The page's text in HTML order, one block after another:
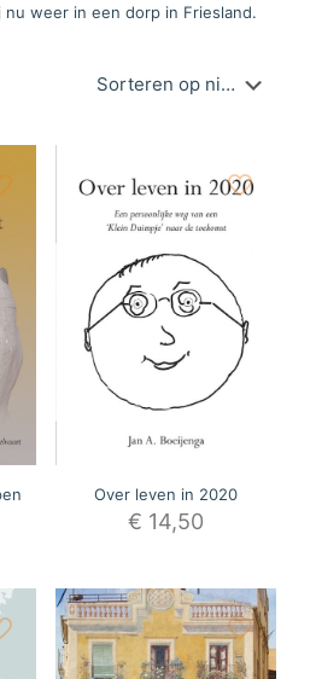
weer in een dorp in Friesland.
Over leven in 2020
€ 14,50